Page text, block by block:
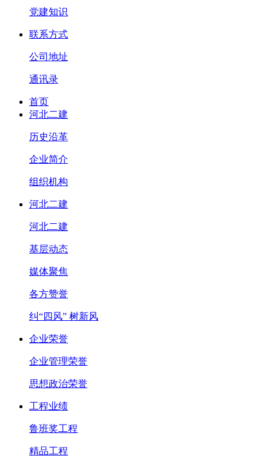
党建知识
联系方式
公司地址
通讯录
首页
河北二建
历史沿革
企业简介
组织机构
河北二建
河北二建
基层动态
媒体聚焦
各方赞誉
纠“四风” 树新风
企业荣誉
企业管理荣誉
思想政治荣誉
工程业绩
鲁班奖工程
精品工程